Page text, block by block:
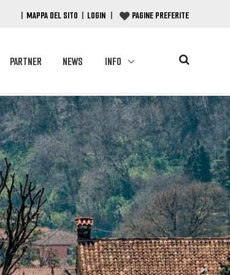
| MAPPA DEL SITO | LOGIN | PAGINE PREFERITE
PARTNER NEWS INFO